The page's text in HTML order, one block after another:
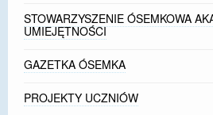
STANDARDY OCHRONY
PROJEKT ,,SZKOŁY Z
KSZTAŁCENIA OGÓLNEGO NA
ŻORY”
REKRUTACJA 2026/2027
STOWARZYSZENIE ÓSEMKOWA
UMIEJĘTNOŚCI
GAZETKA ÓSEMKA
PROJEKTY UCZNIÓW